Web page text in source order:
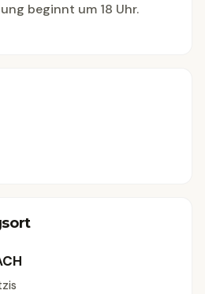
beginnt um 18 Uhr.